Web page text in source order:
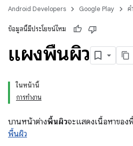
Android Developers Google Play ค
ข้อมูลนี้มีประโยชน์ไหม
แผงพื้นผิว
ในหน้านี้
การทำงาน
บานหน้าต่างพื้นผิวจะแสดงเนื้อหาของ
พื้นผิว